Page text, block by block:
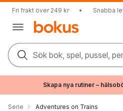
Fri frakt över 249 kr • Snabba
Sök bok, spel, pussel,
Skapa nya rutiner –
Serie Adventures on Trains